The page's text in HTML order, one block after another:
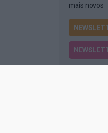
mais novos